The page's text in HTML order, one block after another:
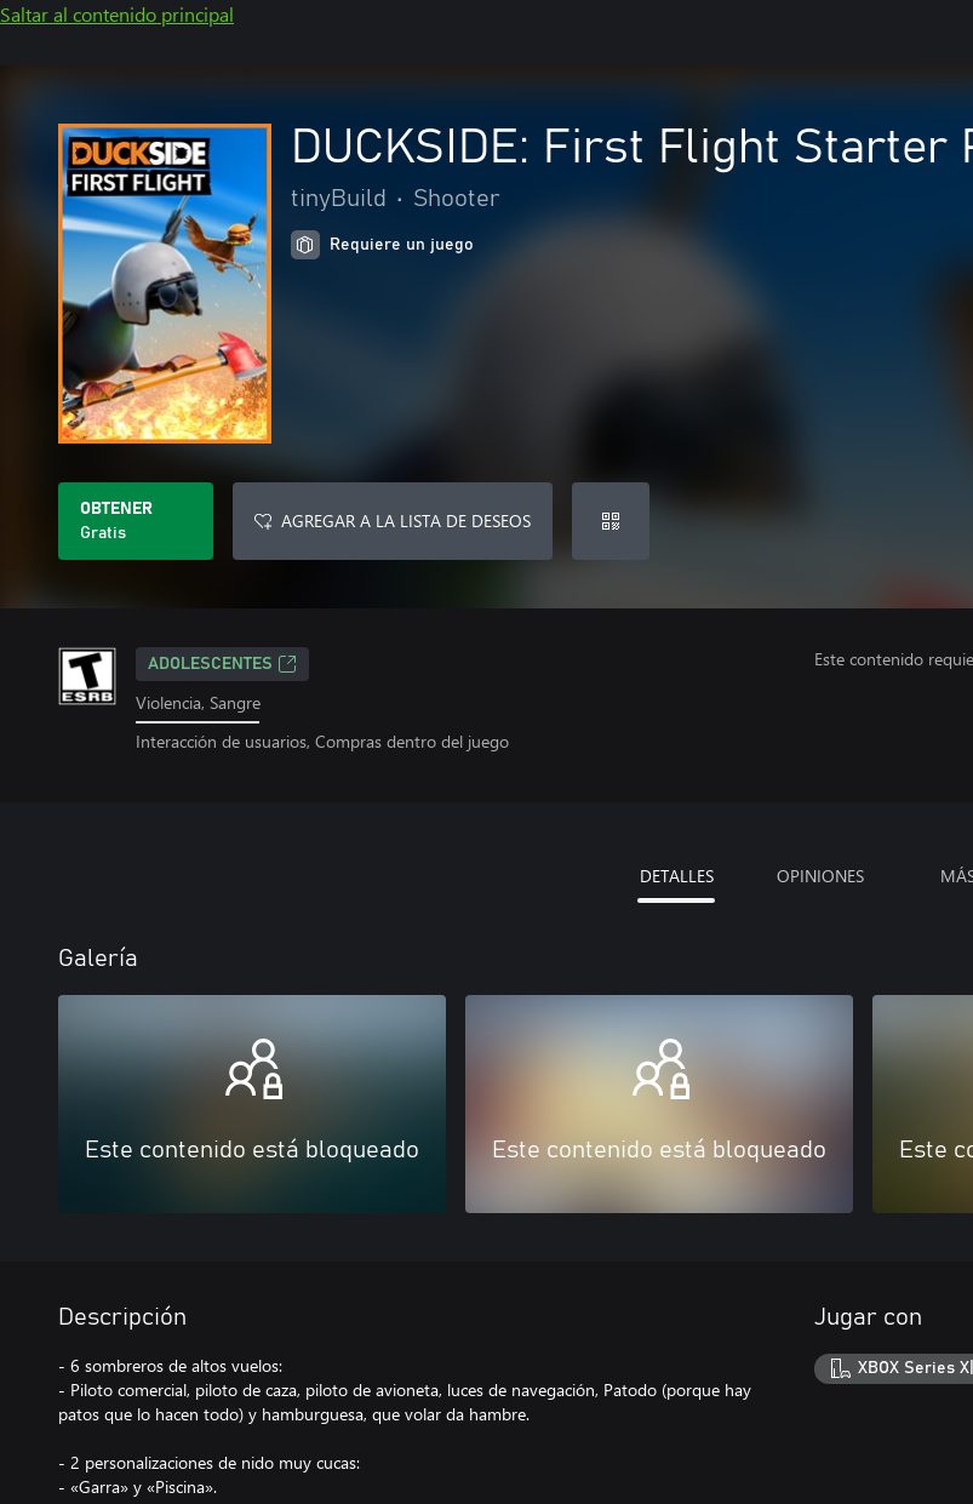
Saltar al contenido principal
DUCKSIDE: First Flight Starter
tinyBuild • Shooter
Requiere un juego
OBTENER
Gratis
AGREGAR A LA LISTA DE DESEOS
ADOLESCENTES
Violencia, Sangre
Interacción de usuarios, Compras dentro del juego
Este contenido
DETALLES OPINIONES
Galería
Este contenido está bloqueado Este contenido está bloqueado Este
Descripción
- 6 sombreros de altos vuelos:
- Piloto comercial, piloto de caza, piloto de avioneta, luces de navegación, Patodo (porque hay
patos que lo hacen todo) y hamburguesa, que volar da hambre.
- 2 personalizaciones de nido muy cucas:
- «Garra» y «Piscina».
Jugar con
XBOX Series